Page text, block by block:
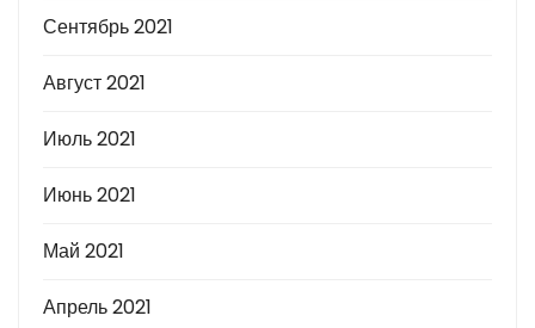
Сентябрь 2021
Август 2021
Июль 2021
Июнь 2021
Май 2021
Апрель 2021